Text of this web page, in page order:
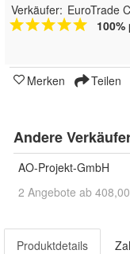
Verkäufer: EuroTrade
Merken Teilen
Andere
AO-Projekt-GmbH
2 Angebote ab
Produktdetails